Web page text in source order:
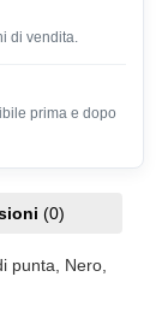
di vendita.
prima e dopo
(0)
punta, Nero,